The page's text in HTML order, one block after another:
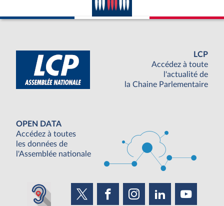
LCP
Accédez à toute
l'actualité de
la Chaine Parlementaire
OPEN DATA
Accédez à toutes
les données de
l'Assemblée nationale